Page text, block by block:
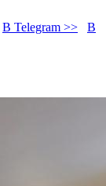
В Telegram >>
В